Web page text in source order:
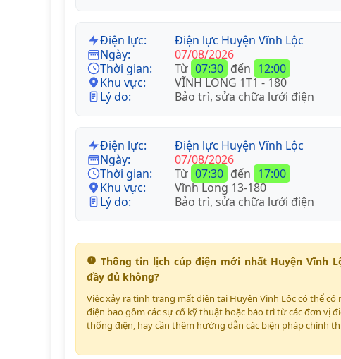
Điện lực:
Điện lực Huyện Vĩnh Lộc
Ngày:
07/08/2026
Thời gian:
Từ 07:30 đến 12:00
Khu vực:
VĨNH LONG 1T1 - 180
Lý do:
Bảo trì, sửa chữa lưới điện
Điện lực:
Điện lực Huyện Vĩnh Lộc
Ngày:
07/08/2026
Thời gian:
Từ 07:30 đến 17:00
Khu vực:
Vĩnh Long 13-180
Lý do:
Bảo trì, sửa chữa lưới điện
Thông tin lịch cúp điện mới nhất Huyện Vĩnh
đầy đủ không?
Việc xảy ra tình trạng mất điện tại Huyện Vĩnh Lộc có thể
điện bao gồm các sự cố kỹ thuật hoặc bảo trì từ các đơn vị
thống điện, hay cần thêm hướng dẫn các biện pháp chính